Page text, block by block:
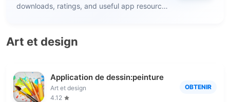
downloads, ratings, and useful app resources
Art et design
Application de dessin:peinture
Art et design
4.12
OBTENIR